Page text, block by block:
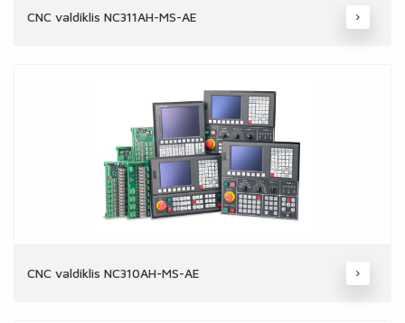
CNC valdiklis NC311AH-MS-AE
CNC valdiklis NC310AH-MS-AE